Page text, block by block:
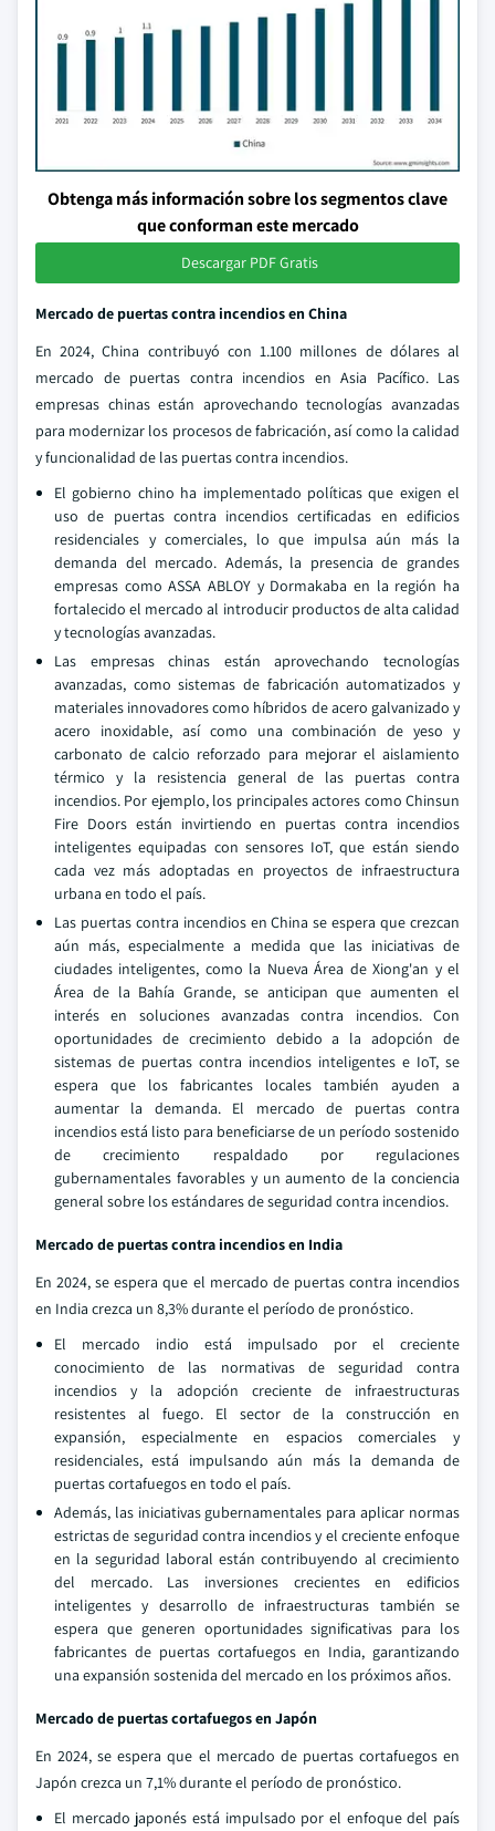
Obtenga más información sobre los segmentos clave
que conforman este mercado
Descargar PDF Gratis
Mercado de puertas contra incendios en China
En 2024, China contribuyó con 1.100 millones de dólares al
mercado de puertas contra incendios en Asia Pacífico. Las
empresas chinas están aprovechando tecnologías avanzadas
para modernizar los procesos de fabricación, así como la calidad
y funcionalidad de las puertas contra incendios.
El gobierno chino ha implementado políticas que exigen el
uso de puertas contra incendios certificadas en edificios
residenciales y comerciales, lo que impulsa aún más la
demanda del mercado. Además, la presencia de grandes
empresas como ASSA ABLOY y Dormakaba en la región ha
fortalecido el mercado al introducir productos de alta calidad
y tecnologías avanzadas.
Las empresas chinas están aprovechando tecnologías
avanzadas, como sistemas de fabricación automatizados y
materiales innovadores como híbridos de acero galvanizado y
acero inoxidable, así como una combinación de yeso y
carbonato de calcio reforzado para mejorar el aislamiento
térmico y la resistencia general de las puertas contra
incendios. Por ejemplo, los principales actores como Chinsun
Fire Doors están invirtiendo en puertas contra incendios
inteligentes equipadas con sensores IoT, que están siendo
cada vez más adoptadas en proyectos de infraestructura
urbana en todo el país.
Las puertas contra incendios en China se espera que crezcan
aún más, especialmente a medida que las iniciativas de
ciudades inteligentes, como la Nueva Área de Xiong'an y el
Área de la Bahía Grande, se anticipan que aumenten el
interés en soluciones avanzadas contra incendios. Con
oportunidades de crecimiento debido a la adopción de
sistemas de puertas contra incendios inteligentes e IoT, se
espera que los fabricantes locales también ayuden a
aumentar la demanda. El mercado de puertas contra
incendios está listo para beneficiarse de un período sostenido
de crecimiento respaldado por regulaciones
gubernamentales favorables y un aumento de la conciencia
general sobre los estándares de seguridad contra incendios.
Mercado de puertas contra incendios en India
En 2024, se espera que el mercado de puertas contra incendios
en India crezca un 8,3% durante el período de pronóstico.
El mercado indio está impulsado por el creciente
conocimiento de las normativas de seguridad contra
incendios y la adopción creciente de infraestructuras
resistentes al fuego. El sector de la construcción en
expansión, especialmente en espacios comerciales y
residenciales, está impulsando aún más la demanda de
puertas cortafuegos en todo el país.
Además, las iniciativas gubernamentales para aplicar normas
estrictas de seguridad contra incendios y el creciente enfoque
en la seguridad laboral están contribuyendo al crecimiento
del mercado. Las inversiones crecientes en edificios
inteligentes y desarrollo de infraestructuras también se
espera que generen oportunidades significativas para los
fabricantes de puertas cortafuegos en India, garantizando
una expansión sostenida del mercado en los próximos años.
Mercado de puertas cortafuegos en Japón
En 2024, se espera que el mercado de puertas cortafuegos en
Japón crezca un 7,1% durante el período de pronóstico.
El mercado japonés está impulsado por el enfoque del país